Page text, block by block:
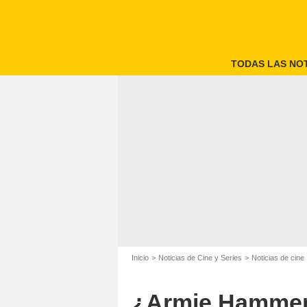
TODAS LAS
Inicio Noticias de Cine y Series Noticias de cine